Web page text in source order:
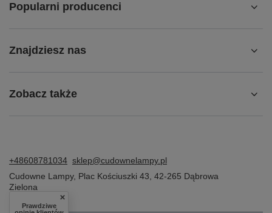
Popularni producenci
Znajdziesz nas
Zobacz także
+48608781034 sklep@cudownelampy.pl
Cudowne Lampy, Plac Kościuszki 43 42-265 Dąbrowa
Zielona
Prawdziwe